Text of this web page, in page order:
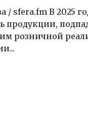
/ sfera.fm В 2025
продукции,
розничной